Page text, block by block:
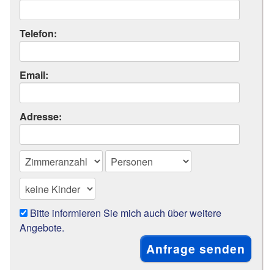
Telefon:
Email:
Adresse:
Bitte informieren Sie mich auch über weitere
Angebote.